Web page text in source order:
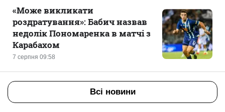
7 серпня 09:58
«Може викликати
роздратування»: Бабич назвав
недолік Пономаренка в матчі з
Карабахом
Всі новини